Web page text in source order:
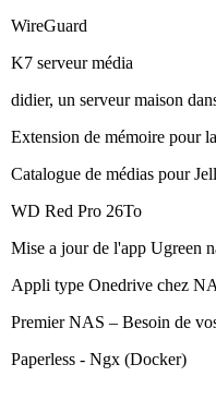
WireGuard
K7 serveur média
didier, un serveur maison
Extension de mémoire pour
Catalogue de médias pour
WD Red Pro 26To
Mise a jour de l'app Ugreen
Appli type Onedrive chez
Premier NAS – Besoin de
Paperless - Ngx (Docker)